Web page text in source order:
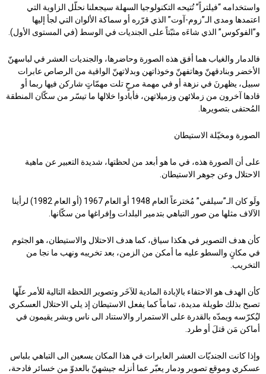
واستخدامه “فيلتراً” تُتيحه التكنولوجيا السهلة سيجعلنا نحلّل الزاوية التي
اعتمدها ومدى الـ”زوم-آوت” الذي قرّره أو سماكة الألوان التي لجأ إليها
و”الفوكوس” الذي شاءَه مثبّتاً على الجنديات في الوسط (في المستوى الأول).
فالدمار والغياب هما أفق هذه الصورة وحاضرها، والجنديات العشر في لباسهنّ
الأخضر وبنادقهنّ وهاتفهنّ وخوذاتهن وبدلاتهنّ الواقية من الرصاص عابرات
سبيل، يظهرنَ في نزهة أو في مهمة مرحٍ تلت مهمّاتٍ شاركن فيها ربما أو
قادها آخرون من زملائهن وزميلاتهن، فأبادوا خلالها ما تيسّر من سكّان المنطقة
المُحتفى بتصويرها.
الصورة ومخيّلة الاستيطان
على أن الصورة هذه، في ما هو أبعد من لحظتها، شديدة التعبير عن ماهية
الاحتلال وعن جوهر الاستيطان.
ولَو كان الـ”سيلفي” مُخترعاً العام 1948 أو العام 1967 (أو العام 1982) لرأينا
الآلاف مثلها من صور التباهي بتدمير البلدات وإفراغها من سكّانها.
كأن هدف التصوير في هكذا سياق، كما هدف الاحتلال والاستيطان، هو الجثوم
في مكانٍ والسطو عليه ما أمكن من الزمن، بعد تخريبه ونهب ما نجا من
التخريب.
كأن الهدف هو الاحتفاء بالإبادة المادية للآخَر وتصوير اللحظة التالية للأمر علّها
تصبح بذلك طويلة مديدة، تماماً كما يفعل الاستيطان إذ يلي الاحتلال العسكري
ليُكرّسه ويمدّه بالقدرة على الاستمرار والاستناد الى ناس وبشر يقيمون في
أماكن مَن قتلَ أو طرد.
وإذا كانت الجنديّات العشر العابرات في هذا المكان يسعين الى التباهي بلباس
عسكري وموقع تصوير ودمار يعبّر عما أنزله جيشهنّ بالعدوّ من خسائر فادحة،